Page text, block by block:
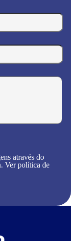
através do
Ver política de